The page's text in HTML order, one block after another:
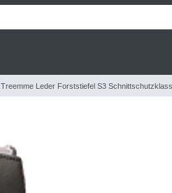
Treemme Leder Forststiefel S3